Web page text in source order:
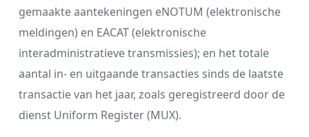
gemaakte aantekeningen eNOTUM (elektronische
meldingen) en EACAT (elektronische
interadministratieve transmissies); en het totale
aantal in- en uitgaande transacties sinds de laatste
transactie van het jaar, zoals geregistreerd door de
dienst Uniform Register (MUX).